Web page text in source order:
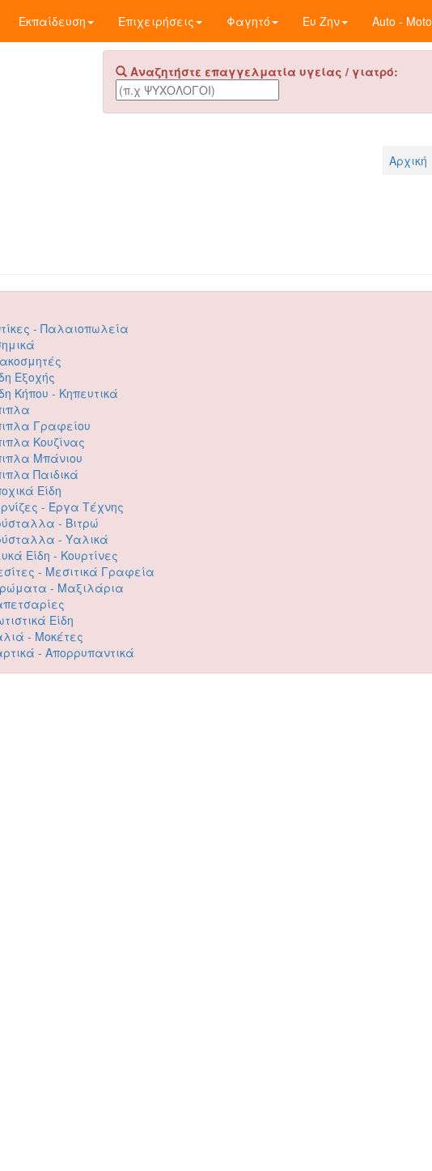
Εκπαίδευση Επιχειρήσεις Φαγητό Ευ Ζην Auto - Moto
Αναζητήστε επαγγελματία υγείας / γιατρό:
Αρχική
- Παλαιοπωλεία
Εξοχής
Κήπου - Κηπευτικά
Γραφείου
Κουζίνας
Μπάνιου
Παιδικά
Είδη
- Έργα Τέχνης
- Βιτρώ
- Υαλικά
Είδη - Κουρτίνες
- Μεσιτικά Γραφεία
- Μαξιλάρια
Είδη
- Μοκέτες
- Απορρυπαντικά